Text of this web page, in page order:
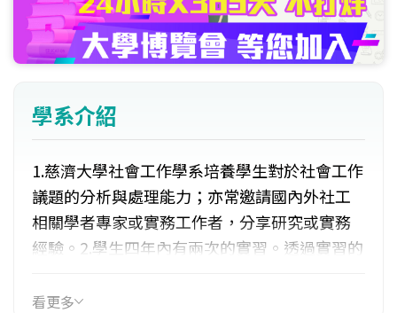
學系介紹
1.慈濟大學社會工作學系培養學生對於社會工作
議題的分析與處理能力；亦常邀請國內外社工
相關學者專家或實務工作者，分享研究或實務
經驗。2.學生四年內有兩次的實習。透過實習的
運作。3.透過課程安排，不定期至社會福利機構
看更多